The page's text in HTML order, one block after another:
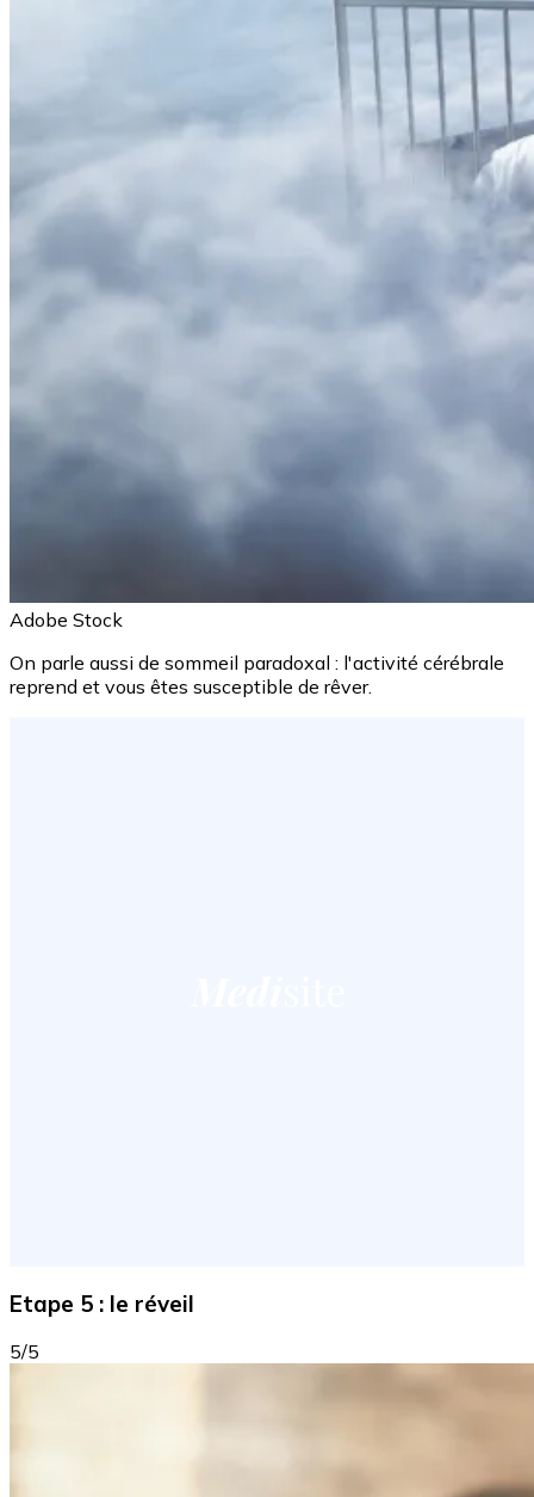
Adobe Stock
On parle aussi de sommeil paradoxal : l'activité cérébrale
reprend et vous êtes susceptible de rêver.
Etape 5 : le réveil
5/5